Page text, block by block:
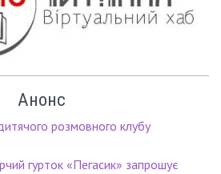
Анонс
розмовного клубу
гурток «Пегасик» запрошує